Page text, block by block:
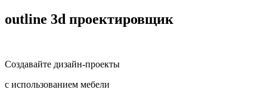
outline 3d проектировщик
Создавайте дизайн-проекты
с использованием мебели